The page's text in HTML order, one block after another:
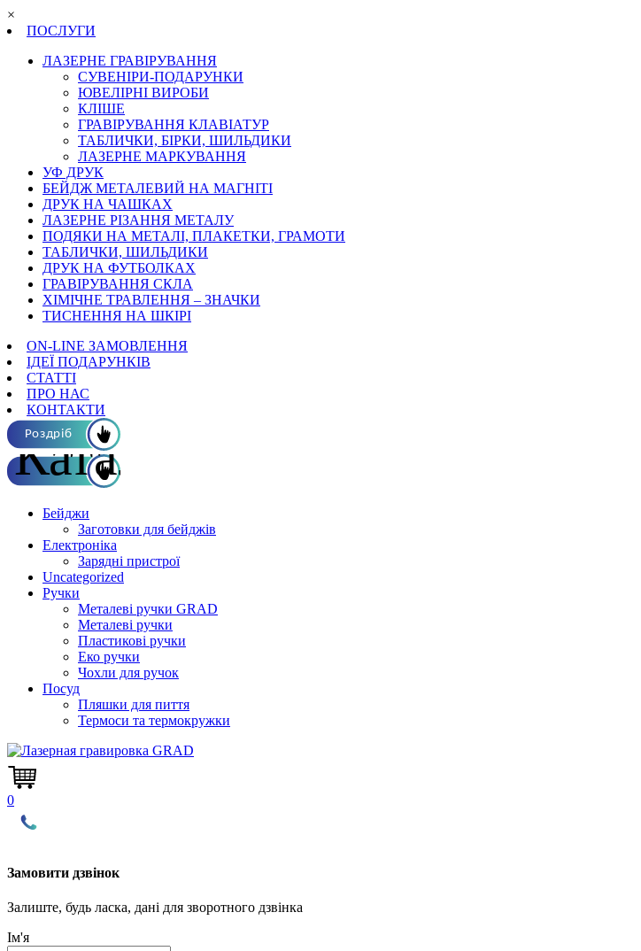
×
ПОСЛУГИ
ЛАЗЕРНЕ ГРАВІРУВАННЯ
СУВЕНІРИ-ПОДАРУНКИ
ЮВЕЛІРНІ ВИРОБИ
КЛІШЕ
ГРАВІРУВАННЯ КЛАВІАТУР
ТАБЛИЧКИ, БІРКИ, ШИЛЬДИКИ
ЛАЗЕРНЕ МАРКУВАННЯ
УФ ДРУК
БЕЙДЖ МЕТАЛЕВИЙ НА МАГНІТІ
ДРУК НА ЧАШКАХ
ЛАЗЕРНЕ РІЗАННЯ МЕТАЛУ
ПОДЯКИ НА МЕТАЛІ, ПЛАКЕТКИ, ГРАМОТИ
ТАБЛИЧКИ, ШИЛЬДИКИ
ДРУК НА ФУТБОЛКАХ
ГРАВІРУВАННЯ СКЛА
ХІМІЧНЕ ТРАВЛЕННЯ – ЗНАЧКИ
ТИСНЕННЯ НА ШКІРІ
ON-LINE ЗАМОВЛЕННЯ
ІДЕЇ ПОДАРУНКІВ
СТАТТІ
ПРО НАС
КОНТАКТИ
Роздріб
Каталог ОПТ
Бейджи
Заготовки для бейджів
Електроніка
Зарядні пристрої
Uncategorized
Ручки
Металеві ручки GRAD
Металеві ручки
Пластикові ручки
Еко ручки
Чохли для ручок
Посуд
Пляшки для пиття
Термоси та термокружки
0
Замовити дзвінок
Залиште, будь ласка, дані для зворотного дзвінка
Ім'я